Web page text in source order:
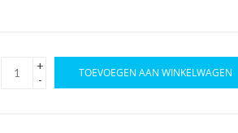
+
-
TOEVOEGEN AAN WINKELWAGEN